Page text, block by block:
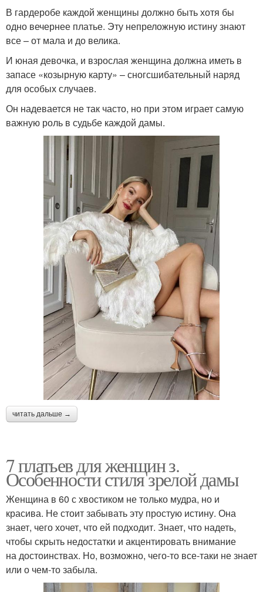
В гардеробе каждой женщины должно быть хотя бы
одно вечернее платье. Эту непреложную истину знают
все – от мала и до велика.
И юная девочка, и взрослая женщина должна иметь в
запасе «козырную карту» – сногсшибательный наряд
для особых случаев.
Он надевается не так часто, но при этом играет самую
важную роль в судьбе каждой дамы.
читать дальше →
7 платьев для женщин з.
Особенности стиля зрелой дамы
Женщина в 60 с хвостиком не только мудра, но и
красива. Не стоит забывать эту простую истину. Она
знает, чего хочет, что ей подходит. Знает, что надеть,
чтобы скрыть недостатки и акцентировать внимание
на достоинствах. Но, возможно, чего-то все-таки не знает
или о чем-то забыла.